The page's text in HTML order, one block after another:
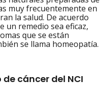
muy frecuentemente en
la salud. De acuerdo
un remedio sea eficaz,
que se están
se llama homeopatía.
cáncer del NCI